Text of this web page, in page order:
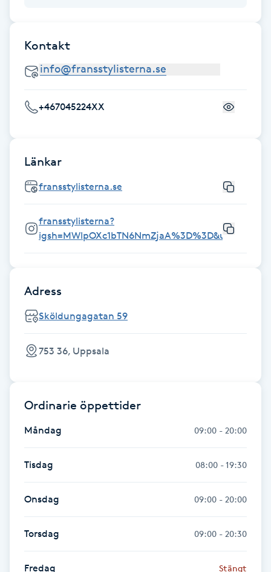
Kosmetisk tatuering
Kostrådgivning
Kärlbehandling
Laserbehandling
Lashlift Keratin
Liktornar
LPG-behandling
LPG-massage
Luggklippning
Lymfmassage
Läpptatuering
Kontakt
+467045224XX
Länkar
fransstylisterna.se
fransstylisterna?
Adress
Sköldungagatan 59
753 36, Uppsala
Ordinarie öppettider
Måndag 09:00 - 20:00
Tisdag 08:00 - 19:30
Onsdag 09:00 - 20:00
Torsdag 09:00 - 20:30
Fredag Stängt